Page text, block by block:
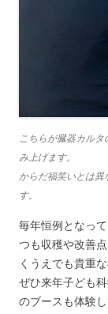
こちらが臓器カル
み上げます。
からだ福笑いとは
す。
毎年恒例となっ
つも収穫や改善
くうえでも貴重
ぜひ来年子ども
のブースも体験